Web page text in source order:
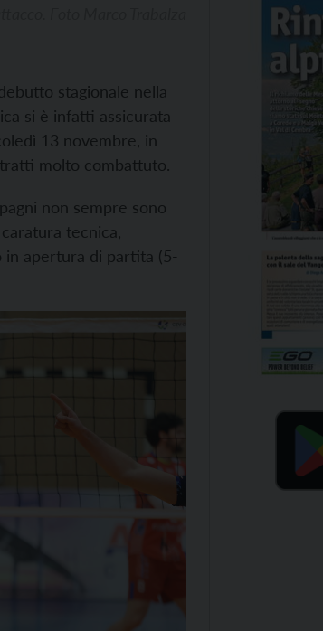
stagionale nella
si è infatti assicurata
13 novembre, in
molto combattuto.
non sempre sono
tecnica,
in apertura di partita (5-